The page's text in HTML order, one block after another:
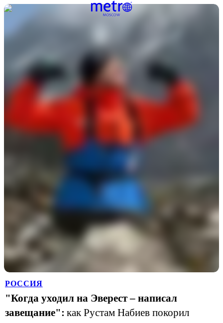
РОССИЯ
"Когда уходил на Эверест – написал
завещание": как Рустам Набиев покорил